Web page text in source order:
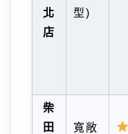
北
店
型)
柴
田
寬敞